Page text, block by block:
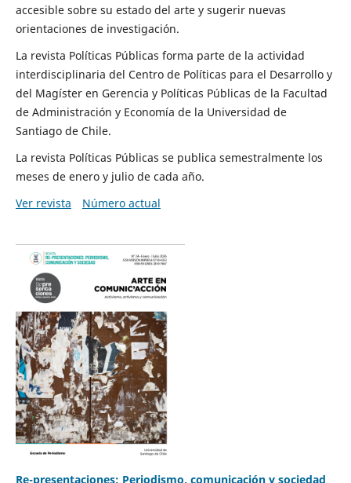
accesible sobre su estado del arte y sugerir nuevas
orientaciones de investigación.
La revista Políticas Públicas forma parte de la actividad
interdisciplinaria del Centro de Políticas para el Desarrollo y
del Magíster en Gerencia y Políticas Públicas de la Facultad
de Administración y Economía de la Universidad de
Santiago de Chile.
La revista Políticas Públicas se publica semestralmente los
meses de enero y julio de cada año.
Ver revista
Número actual
Re-presentaciones: Periodismo, comunicación y sociedad